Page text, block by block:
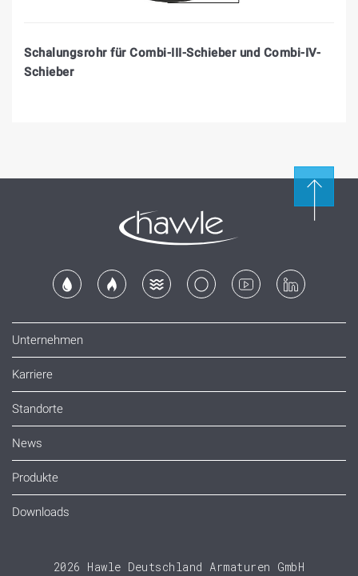
Schalungsrohr für Combi-III-Schieber und Combi-IV-
Schieber
Unternehmen
Karriere
Standorte
News
Produkte
Downloads
2026 Hawle Deutschland Armaturen GmbH